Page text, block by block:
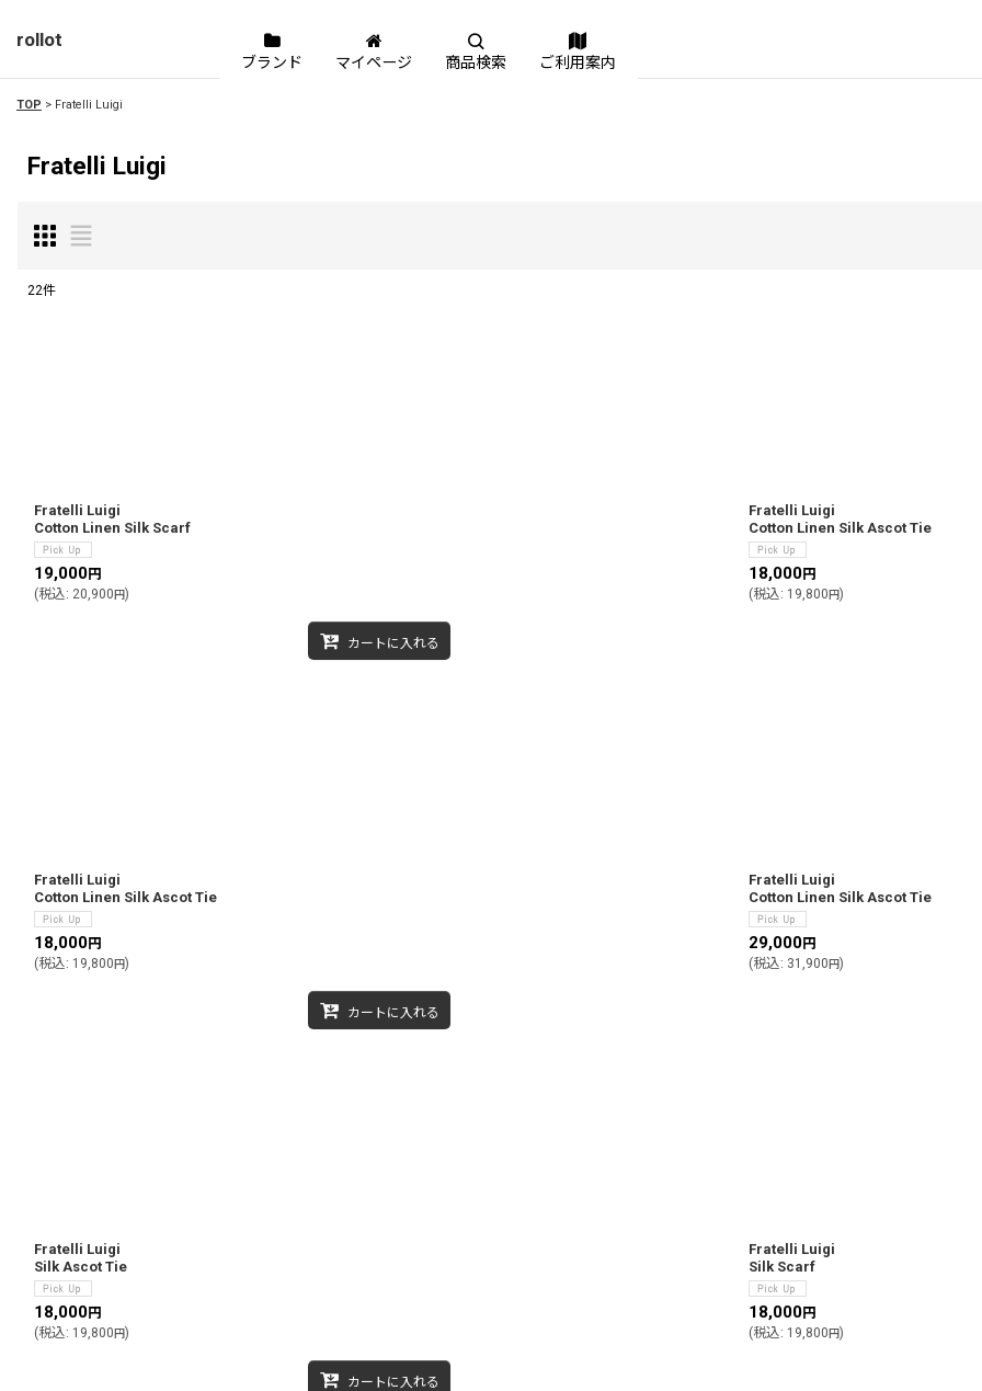
rollot
ブランド マイページ 商品検索 ご利用案内
TOP > Fratelli Luigi
Fratelli Luigi
22件
Fratelli Luigi
Cotton Linen Silk Scarf
19,000円
(税込: 20,900円)
カートに入れる
Fratelli Luigi
Cotton Linen Silk Ascot Tie
18,000円
(税込: 19,800円)
Fratelli Luigi
Cotton Linen Silk Ascot Tie
18,000円
(税込: 19,800 円)
カートに入れる
Fratelli Luigi
Cotton Linen Silk Ascot Tie
29,000円
(税込: 31,900 円)
Fratelli Luigi
Silk Ascot Tie
18,000円
(税込: 19,800 円)
カートに入れる
Fratelli Luigi
Silk Scarf
18,000円
(税込: 19,800 円)